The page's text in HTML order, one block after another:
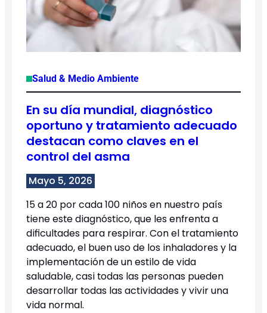
Salud & Medio Ambiente
En su día mundial, diagnóstico
oportuno y tratamiento adecuado
destacan como claves en el
control del asma
Mayo 5, 2026
15 a 20 por cada 100 niños en nuestro país
tiene este diagnóstico, que les enfrenta a
dificultades para respirar. Con el tratamiento
adecuado, el buen uso de los inhaladores y la
implementación de un estilo de vida
saludable, casi todas las personas pueden
desarrollar todas las actividades y vivir una
vida normal.